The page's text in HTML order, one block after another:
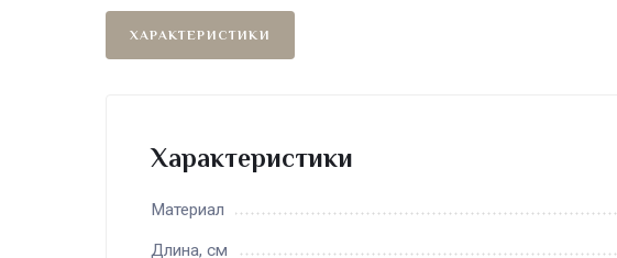
ХАРАКТЕРИСТИКИ
Характеристики
Материал
Длина, см